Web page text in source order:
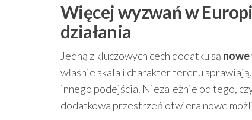
Więcej wyzwań w
działania
Jedną z kluczowych cech dodatku są nowe
właśnie skala i charakter terenu
innego podejścia. Niezależnie od tego,
dodatkowa przestrzeń otwiera nowe